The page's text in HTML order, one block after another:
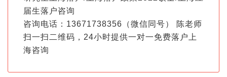
届生落户咨询
咨询电话：13671738356（微信同号） 陈老师
扫一扫二维码，24小时提供一对一免费落户上
海咨询